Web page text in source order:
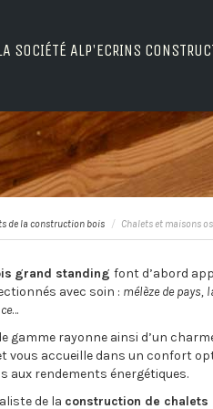
SOCIÉTÉ ALP'ECRINS
de la construction bois Chalets et maisons
grand standingfont d’abord
avec soin : mélèze de pays,
…
gamme rayonne ainsi d’un
vous accueille dans un confort
aux rendements énergétiques.
de la construction de chalets